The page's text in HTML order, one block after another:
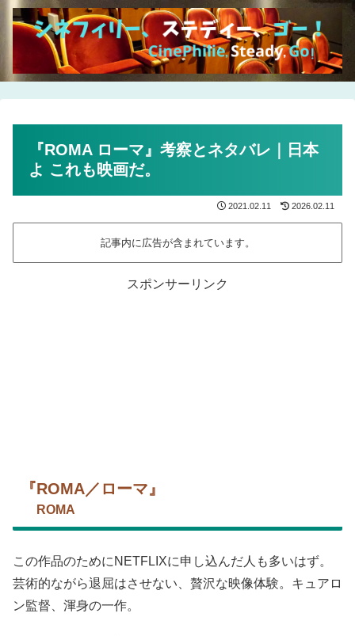
『ROMA ローマ』考察とネタバレ｜日本
よ これも映画だ。
2021.02.11 2026.02.11
記事内に広告が含まれています。
スポンサーリンク
『ROMA／ローマ』
ROMA
この作品のためにNETFLIXに申し込んだ人も多いはず。
芸術的ながら退屈はさせない、贅沢な映像体験。キュアロ
ン監督、渾身の一作。